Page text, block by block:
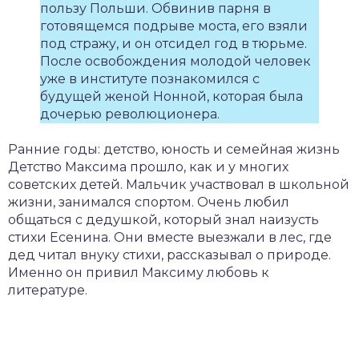
пользу Польши. Обвинив парня в
готовящемся подрыве моста, его взяли
под стражу, и он отсидел год в тюрьме.
После освобождения молодой человек
уже в институте познакомился с
будущей женой Нонной, которая была
дочерью революционера.
Ранние годы: детство, юность и семейная жизнь
Детство Максима прошло, как и у многих
советских детей. Мальчик участвовал в школьной
жизни, занимался спортом. Очень любил
общаться с дедушкой, который знал наизусть
стихи Есенина. Они вместе выезжали в лес, где
дед читал внуку стихи, рассказывал о природе.
Именно он привил Максиму любовь к
литературе.